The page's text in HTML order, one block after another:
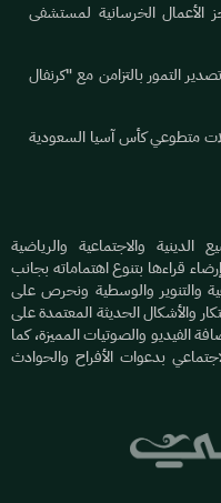
الأعمال الخرسانية لمستشفى
التمور بالتزامن مع "كرنفال
متطوعي كأس آسيا السعودية
والاجتماعية والرياضية
قراءها بتنوع اهتماماته بجانب
والتنوير والوسطية ونحرص على
والأشكال الحديثة المعتمدة على
الفيديو والصوتيات المميزة، كما
بدعوات الأفراح والحوادث